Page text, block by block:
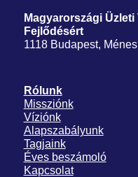
Magyarországi Üzleti
Fejlődésért
1118 Budapest,
Rólunk
Missziónk
Víziónk
Alapszabályunk
Tagjaink
Éves beszámoló
Kapcsolat